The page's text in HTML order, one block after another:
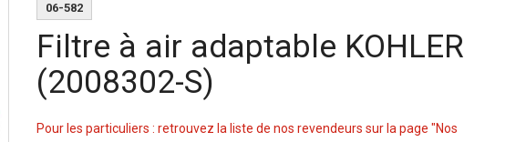
06-582
Filtre à air adaptable KOHLER
(2008302-S)
Pour les particuliers : retrouvez la liste de nos revendeurs sur la page "Nos